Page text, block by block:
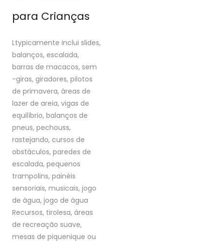
para Crianças
Ltypicamente inclui slides,
balanços, escalada,
barras de macacos, sem
-giras, giradores, pilotos
de primavera, áreas de
lazer de areia, vigas de
equilíbrio, balanços de
pneus, pechouss,
rastejando, cursos de
obstáculos, paredes de
escalada, pequenos
trampolins, painéis
sensoriais, musicais, jogo
de água, jogo de água
Recursos, tirolesa, áreas
de recreação suave,
mesas de piquenique ou